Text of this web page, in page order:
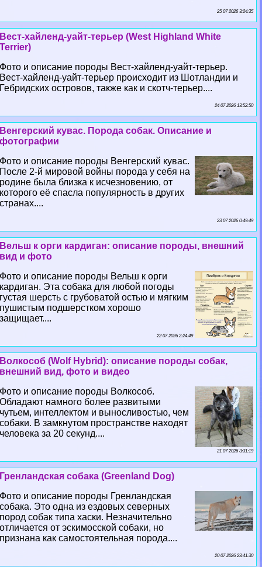
25 07 2026 3:24:35
Вест-хайленд-уайт-терьер (West Highland White
Terrier)
Фото и описание породы Вест-хайленд-уайт-терьер.
Вест-хайленд-уайт-терьер происходит из Шотландии и
Гебридских островов, также как и скотч-терьер....
24 07 2026 13:52:50
Венгерский кувас. Порода собак. Описание и
фотографии
Фото и описание породы Венгерский кувас.
После 2-й мировой войны порода у себя на
родине была близка к исчезновению, от
которого её спасла популярность в других
странах....
23 07 2026 0:49:49
Вельш к opги кардиган: описание породы, внешний
вид и фото
Фото и описание породы Вельш к opги
кардиган. Эта собака для любой погоды
густая шерсть с грубоватой остью и мягким
пушистым подшерстком хорошо
защищает....
22 07 2026 2:24:49
Волкособ (Wolf Hybrid): описание породы собак,
внешний вид, фото и видео
Фото и описание породы Волкособ.
Обладают намного более развитыми
чутьем, интеллектом и выносливостью, чем
собаки. В замкнутом прострaнcтве находят
человека за 20 секунд....
21 07 2026 3:31:19
Гренландская собака (Greenland Dog)
Фото и описание породы Гренландская
собака. Это одна из ездовых северных
пород собак типа хаски. Незначительно
отличается от эскимосской собаки, но
признана как самостоятельная порода....
20 07 2026 23:41:30